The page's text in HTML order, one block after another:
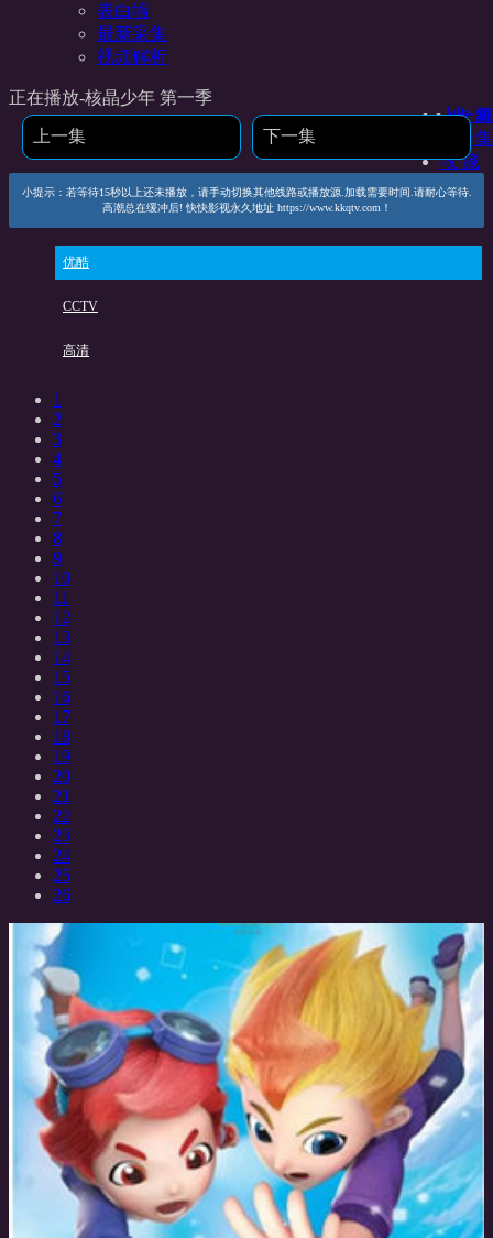
表白墙
最新采集
视频解析
上一集
下一集
收 藏
收 藏
正在播放-核晶少年 第一季
上一集 下一集
小提示：若等待15秒以上还未播放，请手动切换其他线路或播放源.加载需要时间.请耐心等待.
高潮总在缓冲后! 快快影视永久地址 https://www.kkqtv.com！
优酷
CCTV
高清
1
2
3
4
5
6
7
8
9
10
11
12
13
14
15
16
17
18
19
20
21
22
23
24
25
26